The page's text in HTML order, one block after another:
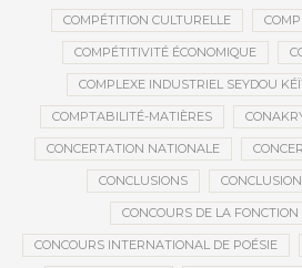
COMPÉTITION CULTURELLE
COMPÉTITIVITÉ ÉCONOMIQUE
COMPLEXE INDUSTRIEL SEYDOU
COMPTABILITÉ-MATIÈRES
CONCERTATION NATIONALE
CONCLUSIONS
CONCOURS DE LA
CONCOURS INTERNATIONAL DE POÉSIE